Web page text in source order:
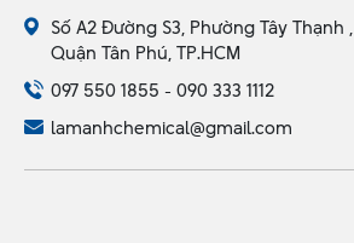
Số A2 Đường S3, Phường Tây Thạnh ,
Quận Tân Phú, TP.HCM
097 550 1855 - 090 333 1112
lamanhchemical@gmail.com